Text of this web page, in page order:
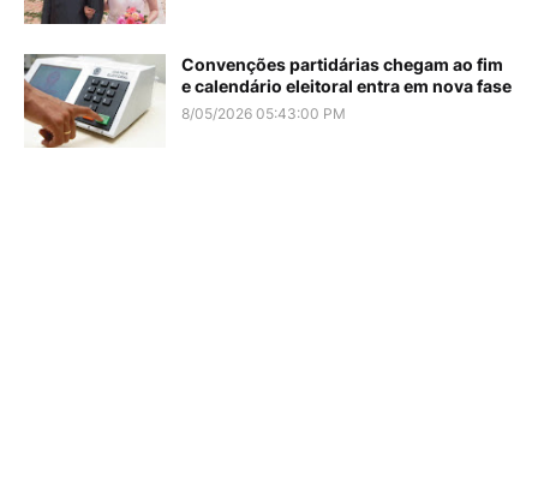
Convenções partidárias chegam ao fim
e calendário eleitoral entra em nova fase
8/05/2026 05:43:00 PM